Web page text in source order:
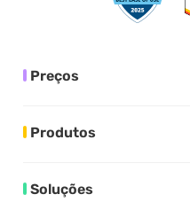
Preços
Produtos
Soluções